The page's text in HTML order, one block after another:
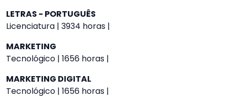
LETRAS - PORTUGUÊS
Licenciatura | 3934 horas |
MARKETING
Tecnológico | 1656 horas |
MARKETING DIGITAL
Tecnológico | 1656 horas |